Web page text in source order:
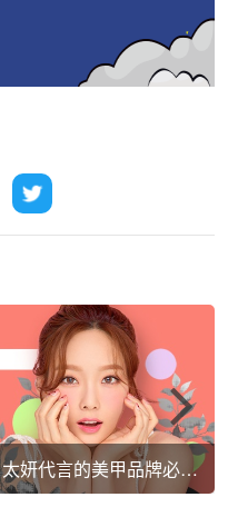
太妍代言的美甲品牌必買